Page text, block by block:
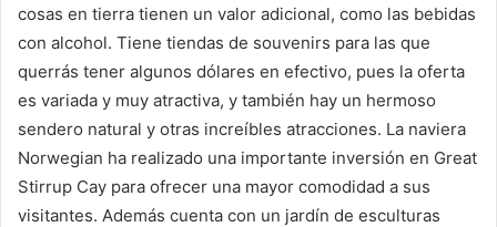
cosas en tierra tienen un valor adicional, como las bebidas
con alcohol. Tiene tiendas de souvenirs para las que
querrás tener algunos dólares en efectivo, pues la oferta
es variada y muy atractiva, y también hay un hermoso
sendero natural y otras increíbles atracciones. La naviera
Norwegian ha realizado una importante inversión en Great
Stirrup Cay para ofrecer una mayor comodidad a sus
visitantes. Además cuenta con un jardín de esculturas